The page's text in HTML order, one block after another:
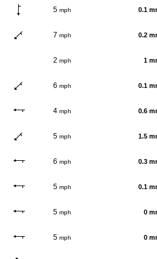
5 mph 0.1
7 mph 0.2
2 mph 1
6 mph 0.1
4 mph 0.6
5 mph 1.5
6 mph 0.3
5 mph 0.1
5 mph 0
5 mph 0